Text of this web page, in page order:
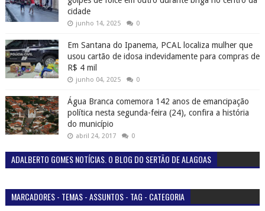
AL (1)
C (3)
CACHOEIRA
CANAPI (152)
CANAPI POLÍCIA
COBERTURAS
CORDEL